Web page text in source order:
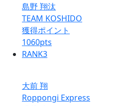
島野 翔汰
TEAM KOSHIDO
獲得ポイント
1060pts
RANK3
大前 翔
Roppongi Express